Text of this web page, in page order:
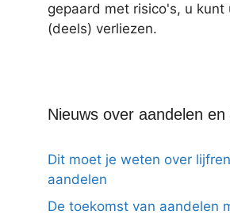
gepaard met risico's, u kunt
(deels) verliezen.
Nieuws over aandelen en
Dit moet je weten over
aandelen
De toekomst van aandelen